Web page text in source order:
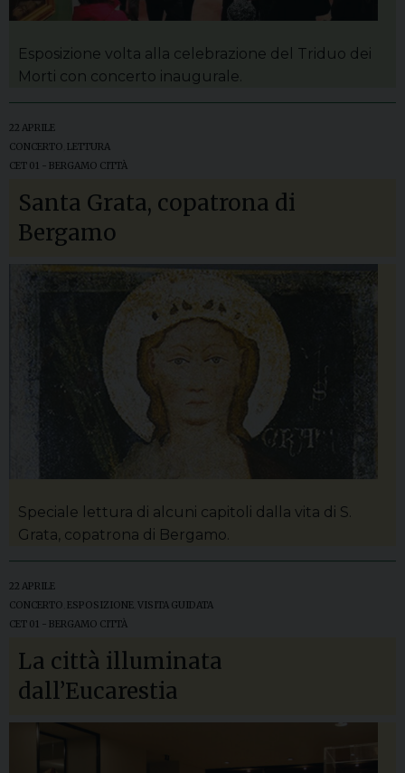
Esposizione volta alla celebrazione del Triduo dei
Morti con concerto inaugurale.
22 APRILE
CONCERTO LETTURA
CET 01 - BERGAMO CITTÀ
Santa Grata, copatrona di
Bergamo
Speciale lettura di alcuni capitoli dalla vita di S.
Grata, copatrona di Bergamo.
22 APRILE
CONCERTO ESPOSIZIONE VISITA GUIDATA
CET 01 - BERGAMO CITTÀ
La città illuminata
dall’Eucarestia